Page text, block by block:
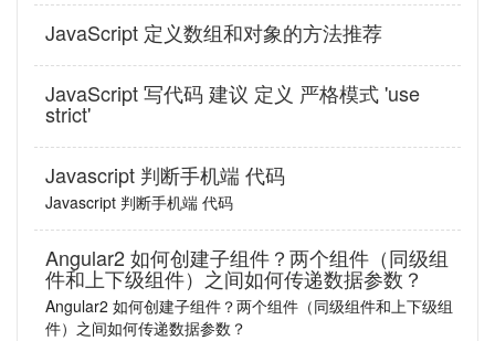
JavaScript 定义数组和对象的方法推荐
JavaScript 写代码 建议 定义 严格模式 'use
strict'
Javascript 判断手机端 代码
Javascript 判断手机端 代码
Angular2 如何创建子组件？两个组件（同级组
件和上下级组件）之间如何传递数据参数？
Angular2 如何创建子组件？两个组件（同级组件和上下级组
件）之间如何传递数据参数？